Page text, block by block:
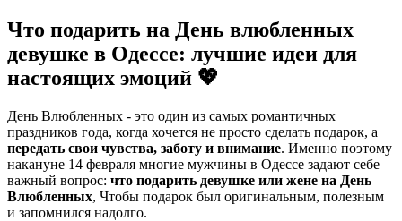
Что подарить на День влюбленных
девушке в Одессе: лучшие идеи для
настоящих эмоций 💖
День Влюбленных - это один из самых романтичных
праздников года, когда хочется не просто сделать подарок, а
передать свои чувства, заботу и внимание. Именно поэтому
накануне 14 февраля многие мужчины в Одессе задают себе
важный вопрос: что подарить девушке или жене на День
Влюбленных, Чтобы подарок был оригинальным, полезным
и запомнился надолго.